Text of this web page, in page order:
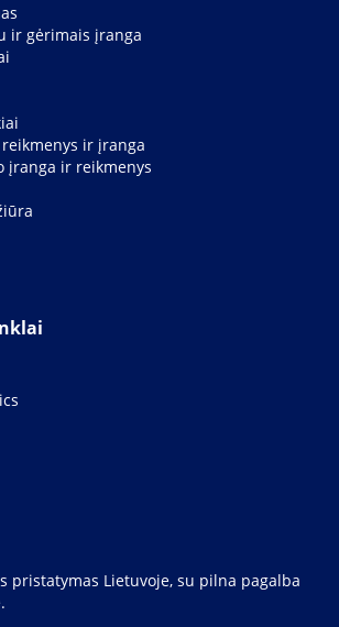
ir gėrimais įranga
ir įranga
įranga ir reikmenys
pristatymas Lietuvoje, su pilna pagalba